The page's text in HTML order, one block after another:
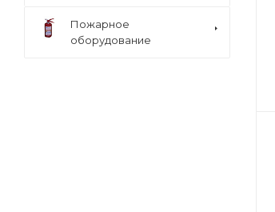
Пожарное
оборудование